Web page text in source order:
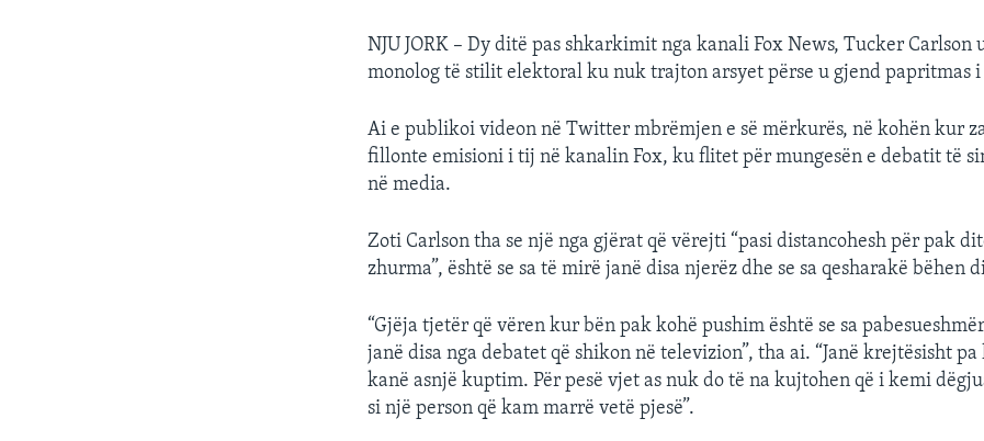
NJU JORK – Dy ditë pas shkarkimit nga kanali Fox News, Tucker Carlson
monolog të stilit elektoral ku nuk trajton arsyet përse u gjend papritmas i
Ai e publikoi videon në Twitter mbrëmjen e së mërkurës, në kohën kur
fillonte emisioni i tij në kanalin Fox, ku flitet për mungesën e debatit të
në media.
Zoti Carlson tha se një nga gjërat që vërejti “pasi distancohesh për pak
zhurma”, është se sa të mirë janë disa njerëz dhe se sa qesharakë bëhen
“Gjëja tjetër që vëren kur bën pak kohë pushim është se sa
janë disa nga debatet që shikon në televizion”, tha ai. “Janë krejtësisht
kanë asnjë kuptim. Për pesë vjet as nuk do të na kujtohen që i kemi
si një person që kam marrë vetë pjesë”.